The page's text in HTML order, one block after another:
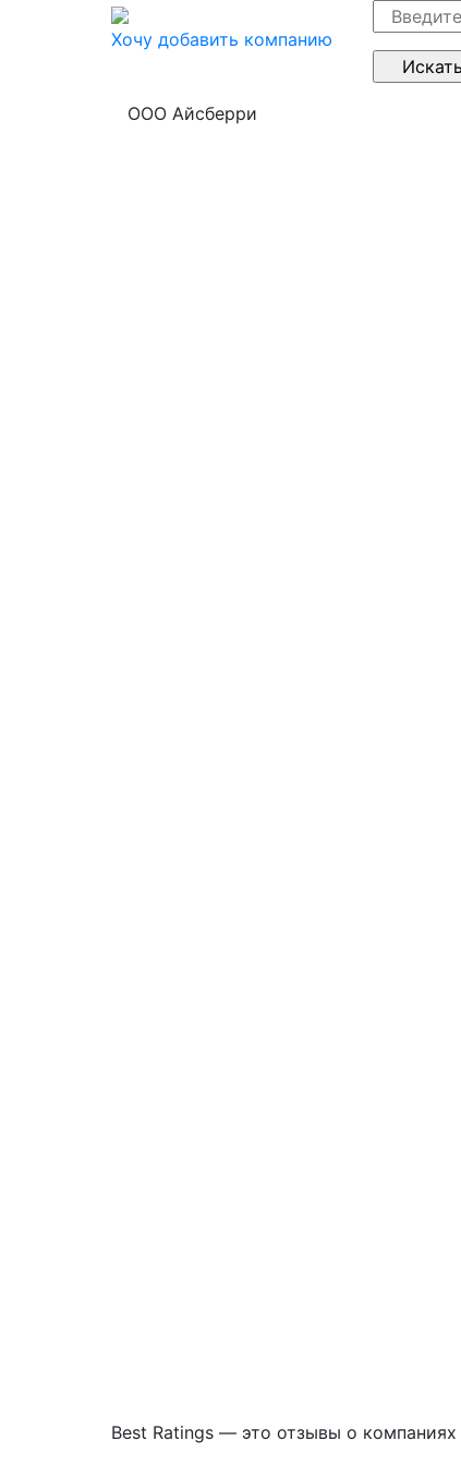
Хочу добавить компанию
ООО Айсберри
Best Ratings — это отзывы о компаниях